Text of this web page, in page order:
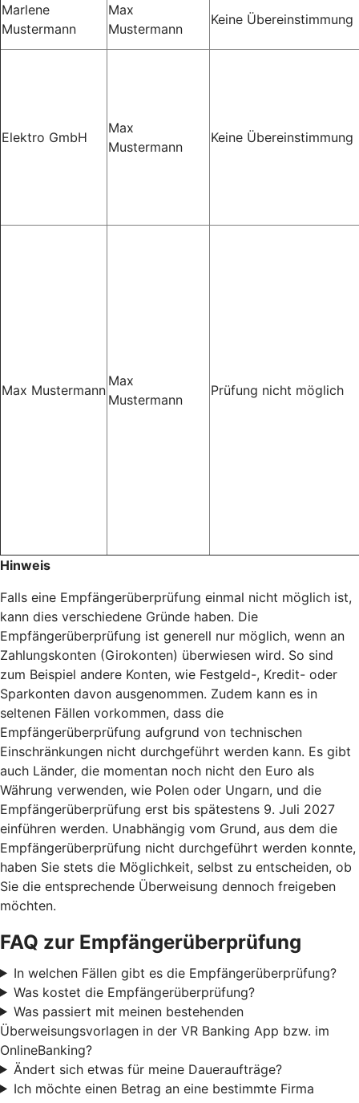
Marlene
Mustermann
Max
Mustermann
Keine Übereinstimmung
Elektro GmbH
Max
Mustermann
Keine Übereinstimmung
Max Mustermann
Max
Mustermann
Prüfung nicht möglich
Hinweis
Falls eine Empfängerüberprüfung einmal nicht möglich ist,
kann dies verschiedene Gründe haben. Die
Empfängerüberprüfung ist generell nur möglich, wenn an
Zahlungskonten (Girokonten) überwiesen wird. So sind
zum Beispiel andere Konten, wie Festgeld-, Kredit- oder
Sparkonten davon ausgenommen. Zudem kann es in
seltenen Fällen vorkommen, dass die
Empfängerüberprüfung aufgrund von technischen
Einschränkungen nicht durchgeführt werden kann. Es gibt
auch Länder, die momentan noch nicht den Euro als
Währung verwenden, wie Polen oder Ungarn, und die
Empfängerüberprüfung erst bis spätestens 9. Juli 2027
einführen werden. Unabhängig vom Grund, aus dem die
Empfängerüberprüfung nicht durchgeführt werden konnte,
haben Sie stets die Möglichkeit, selbst zu entscheiden, ob
Sie die entsprechende Überweisung dennoch freigeben
möchten.
FAQ zur Empfängerüberprüfung
In welchen Fällen gibt es die Empfängerüberprüfung?
Was kostet die Empfängerüberprüfung?
Was passiert mit meinen bestehenden
Überweisungsvorlagen in der VR Banking App bzw. im
OnlineBanking?
Ändert sich etwas für meine Daueraufträge?
Ich möchte einen Betrag an eine bestimmte Firma